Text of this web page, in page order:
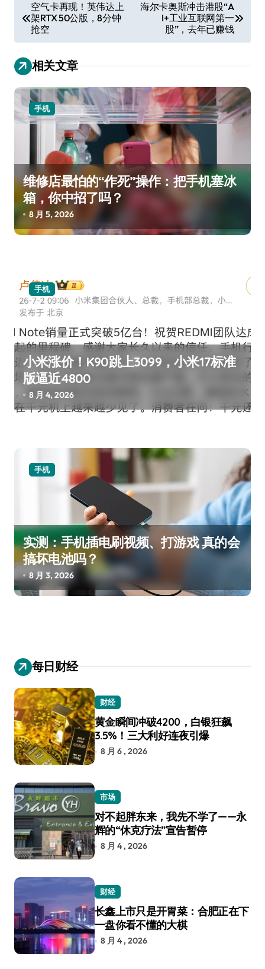
章
导
航
空气卡再现！英伟达上
架RTX 50公版，8分钟
抢空
海尔卡奥斯冲击港股“A
I+工业互联网第一
股”，去年已赚钱
相关文章
手机
维修店最怕的“作死”操作：把手机塞冰
箱，你中招了吗？
8 月 5, 2026
手机
小米涨价！K90跳上3099，小米17标准
版逼近4800
8 月 4, 2026
手机
实测：手机插电刷视频、打游戏 真的会
搞坏电池吗？
8 月 3, 2026
每日财经
财经
黄金瞬间冲破4200，白银狂飙
3.5%！三大利好连夜引爆
8 月 6 , 2026
市场
对不起胖东来，我先不学了——永
辉的“休克疗法”宣告暂停
8 月 4 , 2026
财经
长鑫上市只是开胃菜：合肥正在下
一盘你看不懂的大棋
8 月 4 , 2026